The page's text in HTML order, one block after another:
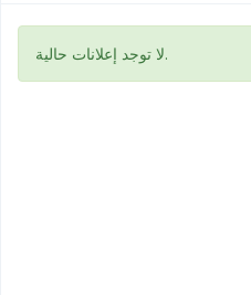
لا توجد إعلانات حالية.